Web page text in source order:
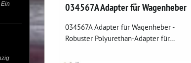
034567A Adapter für Wagenheber
034567A Adapter für Wagenheber -
Robuster Polyurethan-Adapter für...